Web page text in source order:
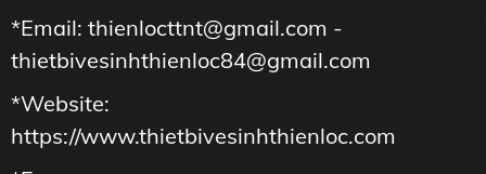
*Email: thienlocttnt@gmail.com -
thietbivesinhthienloc84@gmail.com
*Website:
https://www.thietbivesinhthienloc.com